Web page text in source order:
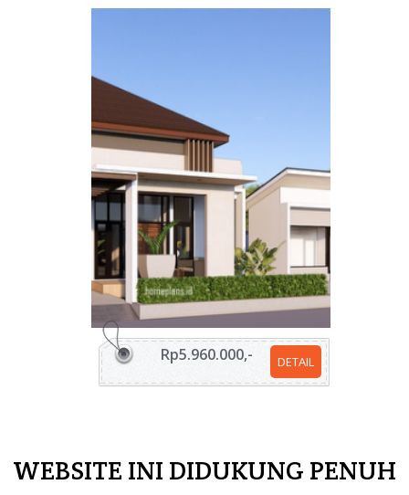
DETAIL
Rp5.960.000,-
WEBSITE INI DIDUKUNG PENUH